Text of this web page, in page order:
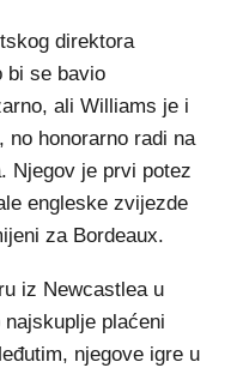
direktora
bi se bavio
ali Williams je i
honorarno radi na
Njegov je prvi potez
engleske zvijezde
za Bordeaux.
iz Newcastlea u
plaćeni
njegove igre u